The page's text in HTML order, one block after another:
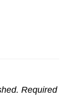
Required